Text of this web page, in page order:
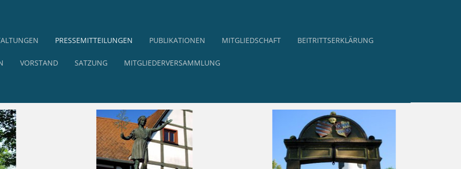
PRESSEMITTEILUNGEN PUBLIKATIONEN MITGLIEDSCHAFT BEITRITTSERKLÄRUNG
VORSTAND SATZUNG MITGLIEDERVERSAMMLUNG